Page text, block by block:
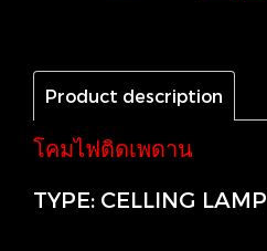
Product description
โคมไฟติดเพดาน
TYPE: CELLING LAMP